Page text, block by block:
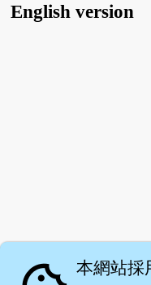
English version
本網站採